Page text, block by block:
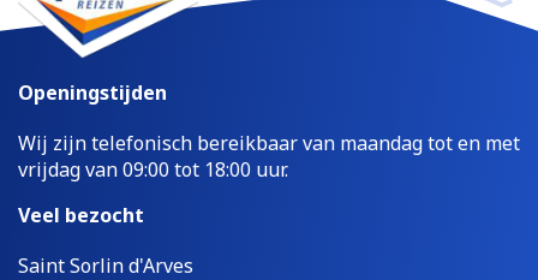
Openingstijden
Wij zijn telefonisch bereikbaar van maandag tot en met
vrijdag van 09:00 tot 18:00 uur.
Veel bezocht
Saint Sorlin d'Arves